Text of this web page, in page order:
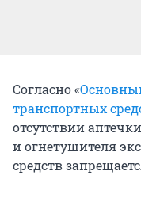
Согласно «
транспортных
отсутствии
и огнетушителя
средств